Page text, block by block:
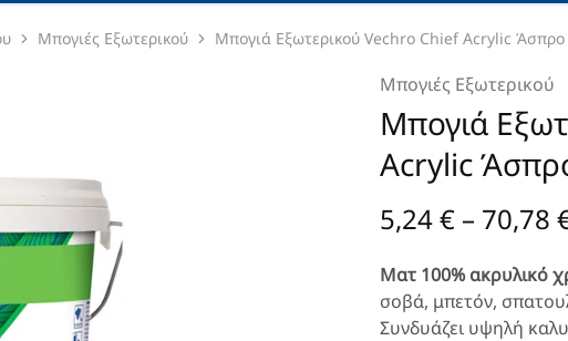
Μπογιές Εξωτερικού Μπογιά Εξωτερικού Vechro Chief Acrylic Άσπρο
Μπογιές Εξωτερικού
Μπογιά
Acrylic
5,24€ – 70,78
Ματ 100% ακρυλικό
σοβά, μπετόν,
Συνδυάζει υψηλή